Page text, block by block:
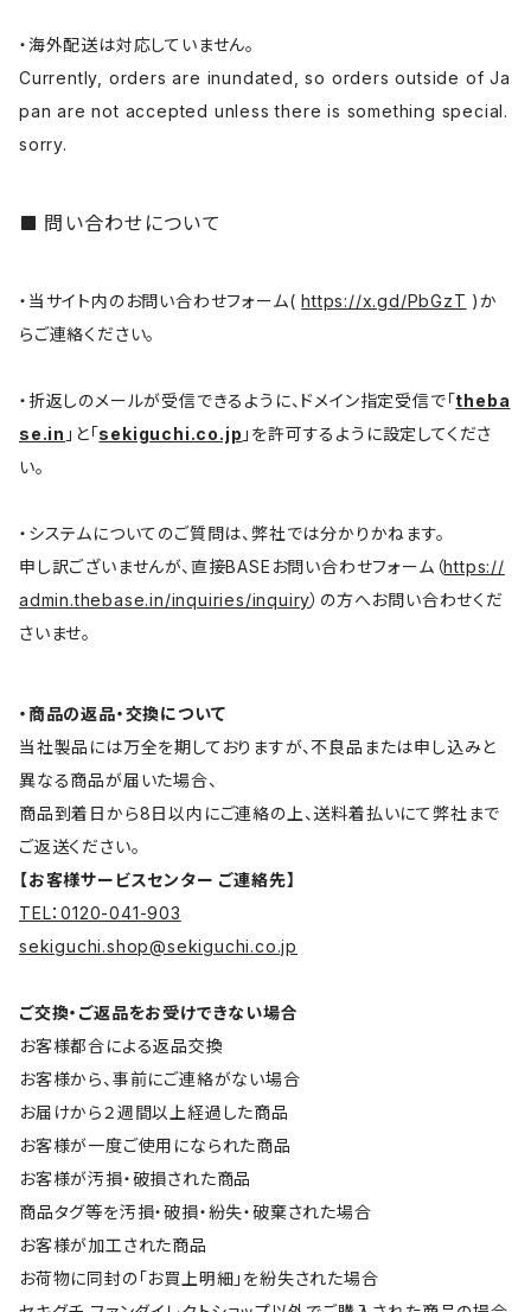
・海外配送は対応していません。
Currently, orders are inundated, so orders outside of Ja
pan are not accepted unless there is something special.
sorry.
問い合わせについて
・当サイト内のお問い合わせフォーム(https://x.gd/PbGzT )か
らご連絡ください。
・折返しのメールが受信できるように、ドメイン指定受信で「theba
se.in 」と「sekiguchi.co.jp 」を許可するように設定してくださ
い。
・システムについてのご質問は、弊社では分かりかねます。
申し訳ございませんが、直接BASEお問い合わせフォーム（https://
admin.thebase.in/inquiries/inquiry）の方へお問い合わせくだ
さいませ。
・商品の返品・交換について
当社製品には万全を期しておりますが、不良品または申し込みと
異なる商品が届いた場合、
商品到着日から8日以内にご連絡の上、送料着払いにて弊社まで
ご返送ください。
【お客様サービスセンター ご連絡先】
TEL：0120-041-903
sekiguchi.shop@sekiguchi.co.jp
ご交換・ご返品をお受けできない場合
お客様都合による返品交換
お客様から、事前にご連絡がない場合
お届けから２週間以上経過した商品
お客様が一度ご使用になられた商品
お客様が汚損・破損された商品
商品タグ等を汚損・破損・紛失・破棄された場合
お客様が加工された商品
お荷物に同封の「お買上明細」を紛失された場合